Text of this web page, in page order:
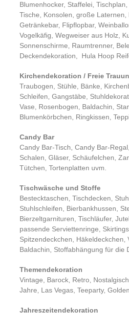
Blumenhocker, Staffelei,
Tische, Konsolen, große Laternen,
Getränkebar, Flipflopbar,
Vogelkäfig, Wegweiser aus Holz,
Sonnenschirme, Raumtrenner,
Deckendekoration, Hula Hoop
Kirchendekoration / Freie
Traubogen, Stühle, Bänke,
Schleifen, Gangstäbe,
Vase, Rosenbogen, Baldachin,
Blumenkörbchen, Ringkissen,
Candy Bar
Candy Bar-Tisch, Candy Bar-
Schalen, Gläser, Schäufelchen,
Tütchen, Tortenplatten uvm.
Tischwäsche und Stoffe
Bestecktaschen, Tischdecken,
Stuhlschleifen, Bierbankhussen,
Bierzeltgarnituren, Tischläufer,
passende Serviettenringe,
Spitzendeckchen, Häkeldeckchen,
Baldachin, Stoffabhängung für die
Themendekoration
Vintage, Barock, Retro,
Jahre, Las Vegas, Teeparty,
Jahreszeitendekoration